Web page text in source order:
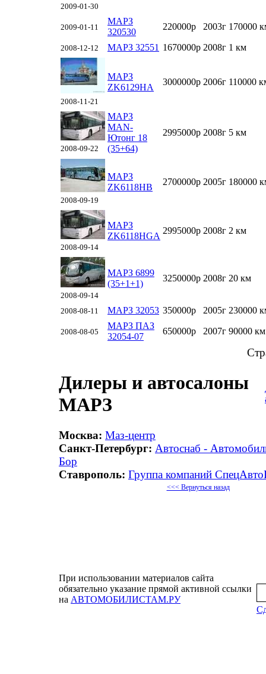
2009-01-30
2009-01-11
МАРЗ
320530
220000р 2003г 170000
2008-12-12 МАРЗ 32551 1670000р 2008г 1 км
2008-11-21
МАРЗ
ZK6129HA
3000000р 2006г 110000
2008-09-22
МАРЗ
MAN-
Ютонг 18
(35+64)
2995000р 2008г 5 км
2008-09-19
МАРЗ
ZK6118HB
2700000р 2005г 180000
2008-09-14
МАРЗ
ZK6118HGA
2995000р 2008г 2 км
2008-09-14
МАРЗ 6899
(35+1+1)
3250000р 2008г 20 км
2008-08-11 МАРЗ 32053 350000р 2005г 230000
2008-08-05
МАРЗ ПАЗ
32054-07
650000р 2007г 90000 км
Дилеры и автосалоны
МАРЗ
Москва: Маз-центр
Санкт-Петербург: Автоснаб -
Бор
Ставрополь: Группа компаний
<<< Вернуться назад
При использовании материалов сайта
обязательно указание прямой активной ссылки
на АВТОМОБИЛИСТАМ.РУ